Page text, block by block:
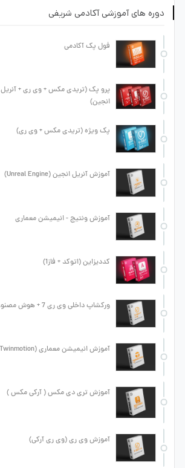
دوره های آموزشی آکادمی شریفی
فول پک آکادمی
پرو پک (تریدی مکس + وی ری + آنریل
انجین)
پک ویژه (تریدی مکس + وی ری)
آموزش آنریل انجین (Unreal Engine)
آموزش ونتیج - انیمیشن معماری
کددیزاین (اتوکد + فاز1)
ورکشاپ داخلی وی ری 7 + هوش مصنوعی
آموزش انیمیشن معماری (Mr.Twinmotion)
آموزش تری دی مکس ( آرکی مکس )
آموزش وی ری (وی ری آرکی)